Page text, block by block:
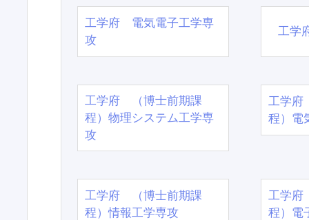
工学府 電気電子工学専
攻
工学
工学府 （博士前期課
程）物理システム工学専
攻
工学
程）電
工学府 （博士前期課
程）情報工学専攻
工学
程）電